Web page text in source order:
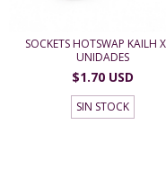
SOCKETS HOTSWAP KAILH
UNIDADES
$1.70 USD
SIN STOCK